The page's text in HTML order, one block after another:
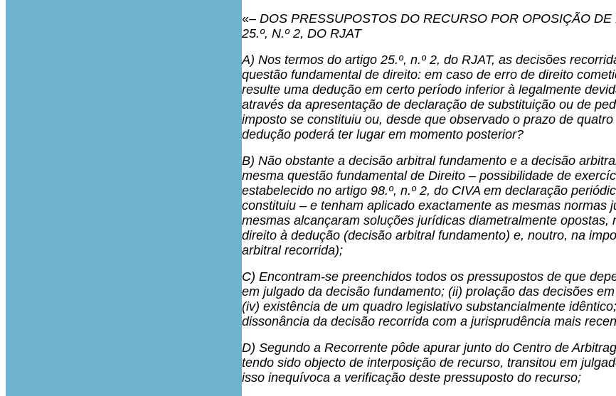
«– DOS PRESSUPOSTOS DO RECURSO POR OPOSIÇÃO
25.º, N.º 2, DO RJAT
A) Nos termos do artigo 25.º, n.º 2, do RJAT, as decisões
questão fundamental de direito: em caso de erro de direito
resulte uma dedução em certo período inferior à legalmente
através da apresentação de declaração de substituição ou de
imposto se constituiu ou, desde que observado o prazo de
dedução poderá ter lugar em momento posterior?
B) Não obstante a decisão arbitral fundamento e a decisão
mesma questão fundamental de Direito – possibilidade de
estabelecido no artigo 98.º, n.º 2, do CIVA em declaração
constituiu – e tenham aplicado exactamente as mesmas normas
mesmas alcançaram soluções jurídicas diametralmente
direito à dedução (decisão arbitral fundamento) e, noutro, na
arbitral recorrida);
C) Encontram-se preenchidos todos os pressupostos de que
em julgado da decisão fundamento; (ii) prolação das decisões
(iv) existência de um quadro legislativo substancialmente
dissonância da decisão recorrida com a jurisprudência mais
D) Segundo a Recorrente pôde apurar junto do Centro de
tendo sido objecto de interposição de recurso, transitou em
isso inequívoca a verificação deste pressuposto do recurso;